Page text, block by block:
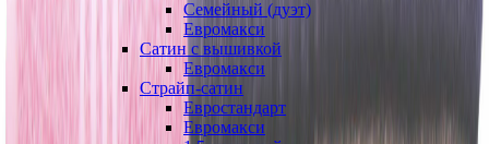
Семейный (дуэт)
Евромакси
Сатин с вышивкой
Евромакси
Страйп-сатин
Евростандарт
Евромакси